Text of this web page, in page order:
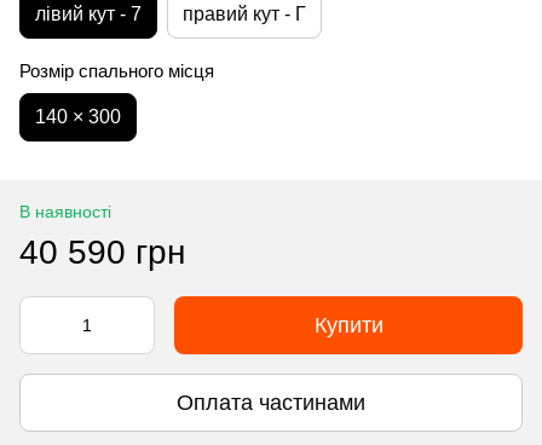
лівий кут - 7 правий кут - Г
Розмір спального місця
140 × 300
В наявності
40 590 грн
Купити
Оплата частинами